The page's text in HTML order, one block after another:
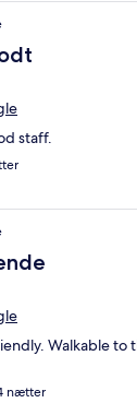
staff.
Walkable to
nætter